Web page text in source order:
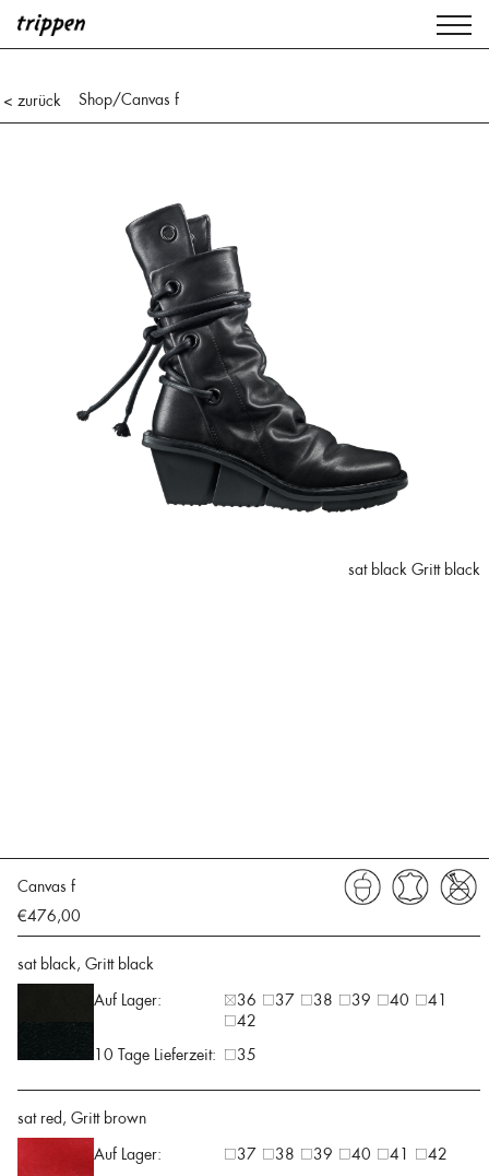
< zurück Shop/Canvas f
sat black Gritt black
Canvas f
€476,00
sat black, Gritt black
Auf Lager:
36 37 38 39 40
41
42
10 Tage Lieferzeit:
35
sat red, Gritt brown
Auf Lager:
37 38 39 40 41
42